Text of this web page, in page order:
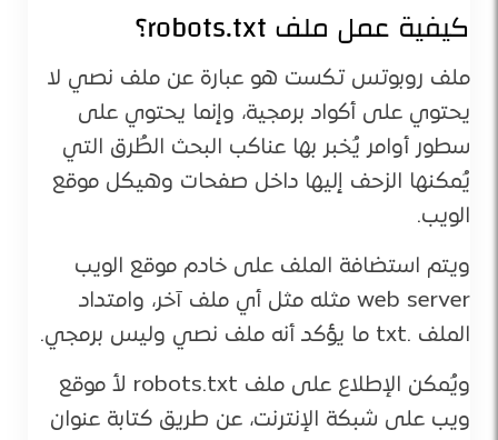
كيفية عمل ملف robots.txt؟
ملف روبوتس تكست هو عبارة عن ملف نصي لا
يحتوي على أكواد برمجية، وإنما يحتوي على
سطور أوامر يُخبر بها عناكب البحث الطُرق التي
يُمكنها الزحف إليها داخل صفحات وهيكل موقع
الويب.
ويتم استضافة الملف على خادم موقع الويب
web server مثله مثل أي ملف آخر، وامتداد
الملف .txt ما يؤكد أنه ملف نصي وليس برمجي.
ويُمكن الإطلاع على ملف robots.txt لأ موقع
ويب على شبكة الإنترنت، عن طريق كتابة عنوان